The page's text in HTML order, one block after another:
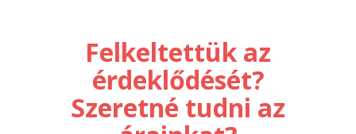
Felkeltettük az
érdeklődését?
Szeretné tudni az